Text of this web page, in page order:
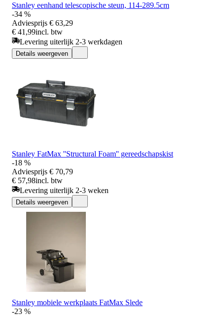
Stanley eenhand telescopische steun, 114-289.5cm
-34 %
Adviesprijs € 63,29
€ 41,99incl. btw
Levering uiterlijk 2-3 werkdagen
Details weergeven
Stanley FatMax ''Structural Foam'' gereedschapskist
-18 %
Adviesprijs € 70,79
€ 57,98incl. btw
Levering uiterlijk 2-3 weken
Details weergeven
Stanley mobiele werkplaats FatMax Slede
-23 %